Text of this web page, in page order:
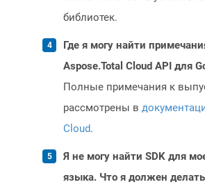
библиотек.
Где я могу найти
Aspose.Total Cloud API для
Полные примечания к
рассмотрены в
Cloud.
Я не могу найти SDK для
языка. Что я должен